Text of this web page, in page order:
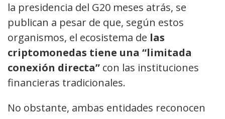
la presidencia del G20 meses atrás, se
publican a pesar de que, según estos
organismos, el ecosistema de las
criptomonedas tiene una “limitada
conexión directa” con las instituciones
financieras tradicionales.
No obstante, ambas entidades reconocen